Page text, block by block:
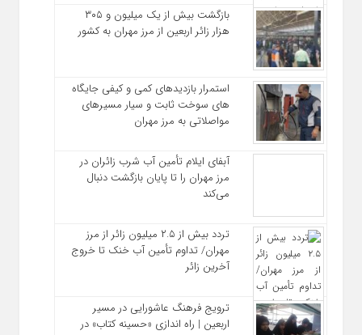
بازگشت بیش از یک میلیون و ۳۰۵
هزار زائر اربعین از مرز مهران به کشور
استمرار بازدیدهای کمی و کیفی جایگاه‌
های سوخت ثابت و سیار مسیرهای
مواصلاتی به مرز مهران
آبفای ایلام تأمین آب شرب زائران در
مرز مهران را تا پایان بازگشت دنبال
می‌کند
تردد بیش از ۲.۵ میلیون زائر از مرز
مهران/ تداوم تأمین آب خنک تا خروج
آخرین زائر
ترویج فرهنگ عاشورایی در مسیر
اربعین | راه‌ اندازی «حسینه کتاب» در